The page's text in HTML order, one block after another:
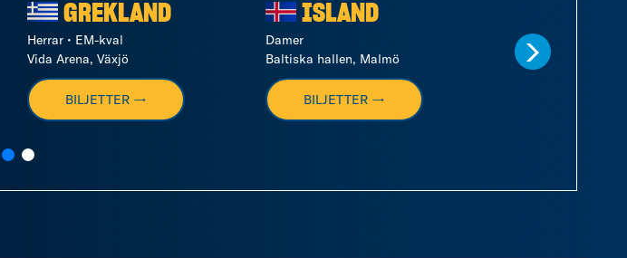
GREKLAND
Herrar • EM-kval
Vida Arena, Växjö
BILJETTER →
ISLAND
Damer
Baltiska hallen, Malmö
BILJETTER →
Damer
Halmstad Arena